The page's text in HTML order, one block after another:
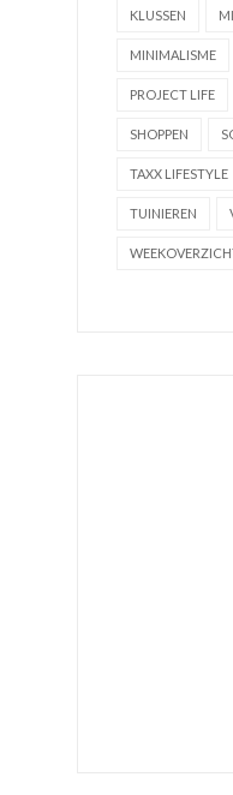
KLUSSEN
MINIMALISME
PROJECT LIFE
SHOPPEN
TAXX LIFESTYLE
TUINIEREN